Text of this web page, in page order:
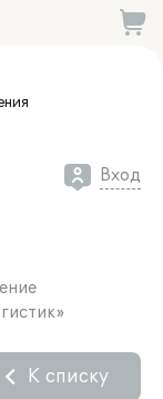
Вход
К списку